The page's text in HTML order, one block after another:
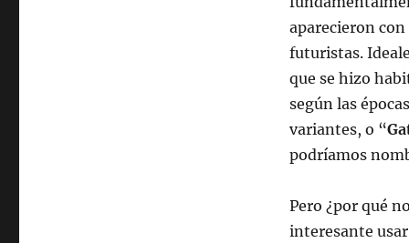
aparecieron
futuristas.
que se hizo
según las
variantes, o “
podríamos
Pero ¿por qué
interesante